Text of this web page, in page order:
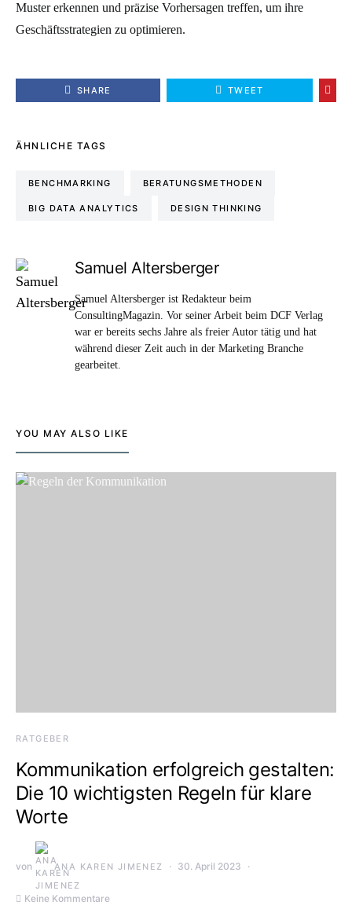
Muster erkennen und präzise Vorhersagen treffen, um ihre
Geschäftsstrategien zu optimieren.
SHARE TWEET
ÄHNLICHE TAGS
BENCHMARKING BERATUNGSMETHODEN
BIG DATA ANALYTICS DESIGN THINKING
Samuel Altersberger
Samuel Altersberger ist Redakteur beim
ConsultingMagazin. Vor seiner Arbeit beim DCF Verlag
war er bereits sechs Jahre als freier Autor tätig und hat
während dieser Zeit auch in der Marketing Branche
gearbeitet.
YOU MAY ALSO LIKE
RATGEBER
Kommunikation erfolgreich gestalten:
Die 10 wichtigsten Regeln für klare
Worte
von ANA KAREN JIMENEZ 30. April 2023
Keine Kommentare